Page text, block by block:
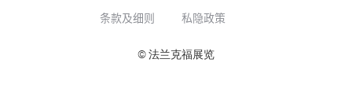
条款及细则 私隐政策
© 法兰克福展览